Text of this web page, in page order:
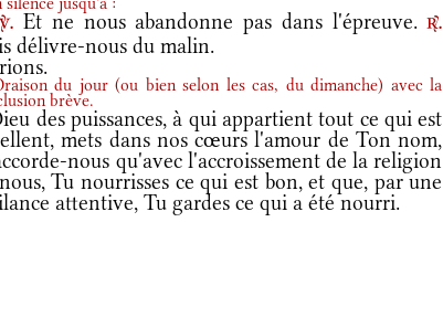
v. Et ne nous abandonne pas dans l'épreuve.r.
délivre-nous du malin.
du jour(ou bien selon les cas, du dimanche) avec la
brève.
des puissances, à qui appartient tout ce qui est
mets dans nos cœurs l'amour de Ton nom,
nous qu'avec l'accroissement de la religion
Tu nourrisses ce qui est bon, et que, par une
attentive, Tu gardes ce qui a été nourri.